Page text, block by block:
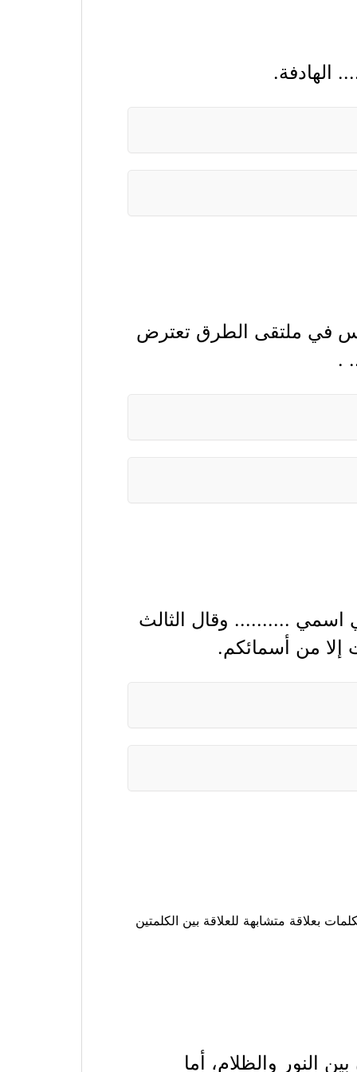
الهادفة.
في ملتقى الطرق تعترض
.
اسمي .......... وقال الثالث
إلا من أسمائكم.
بعلاقة متشابهة للعلاقة بين الكلمتين
النور والظلام، أما